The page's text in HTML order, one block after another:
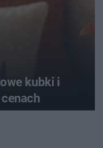
kubki i